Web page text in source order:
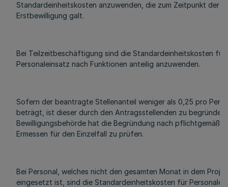
Standardeinheitskosten anzuwenden, die zum Zeitpunkt der
Erstbewilligung galt.
Bei Teilzeitbeschäftigung sind die Standardeinheitskosten für
Personaleinsatz nach Funktionen anteilig anzuwenden.
Sofern der beantragte Stellenanteil weniger als 0,25 pro
beträgt, ist dieser durch den Antragsstellenden zu begründen.
Bewilligungsbehörde hat die Begründung nach
Ermessen für den Einzelfall zu prüfen.
Bei Personal, welches nicht den gesamten Monat in dem
eingesetzt ist, sind die Standardeinheitskosten für